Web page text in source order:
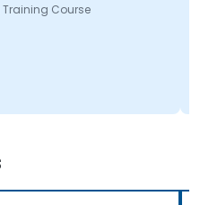
Training Course